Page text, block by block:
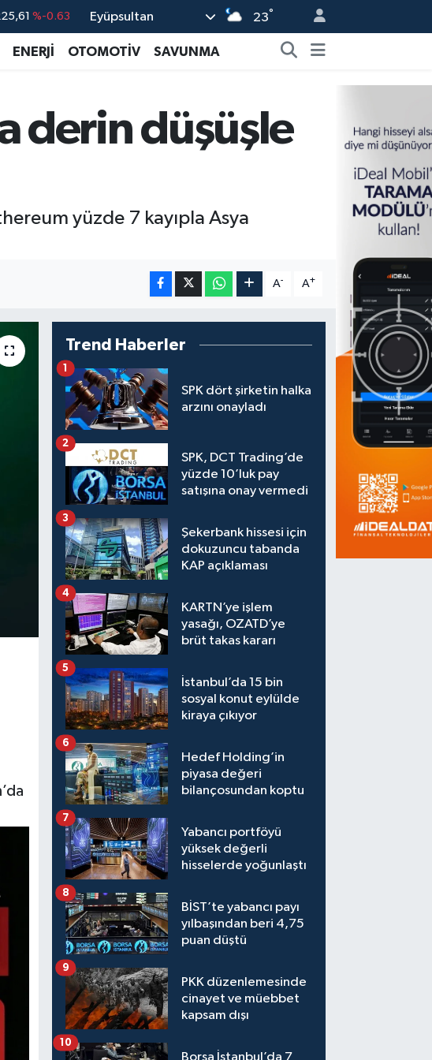
%0.16
%-0.02
13.799 %70
Eyüpsultan 23°
ENERJİ OTOMOTİV SAVUNMA
derin düşüşle
yüzde 7 kayıpla Asya
A- A+
Trend Haberler
SPK dört şirketin halka
arzını onayladı
1
SPK, DCT Trading’de
yüzde 10’luk pay
satışına onay vermedi
2
Şekerbank hissesi için
dokuzuncu tabanda
KAP açıklaması
3
KARTN’ye işlem
yasağı, OZATD’ye
brüt takas kararı
4
İstanbul’da 15 bin
sosyal konut eylülde
kiraya çıkıyor
5
Hedef Holding’in
piyasa değeri
bilançosundan koptu
6
Yabancı portföyü
yüksek değerli
hisselerde yoğunlaştı
7
BİST’te yabancı payı
yılbaşından beri 4,75
puan düştü
8
PKK düzenlemesinde
cinayet ve müebbet
kapsam dışı
9
Borsa İstanbul’da 7
10